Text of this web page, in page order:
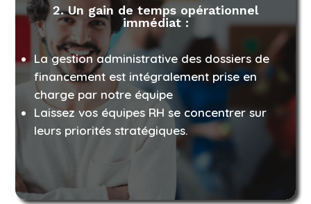
2.Un gain de temps opérationnel
immédiat :
La gestion administrative des dossiers de
financement est intégralement prise en
charge par notre équipe
Laissez vos équipes RH se concentrer sur
leurs priorités stratégiques.